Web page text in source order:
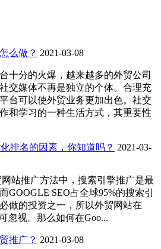
么做？ 2021-03-08
十分的火爆，越来越多的外贸公司
交媒体不再是独立的个体。合理充
台可以使外贸业务更加出色。社交
和学习的一种生活方式，其重要性
排名的因素，你知道吗？ 2021-03-
站推广方法中，搜索引擎推广是最
GOOGLE SEO占全球95%的搜索引
做的投资之一，所以外贸网站在
忽视。那么如何在Goo...
推广？ 2021-03-08